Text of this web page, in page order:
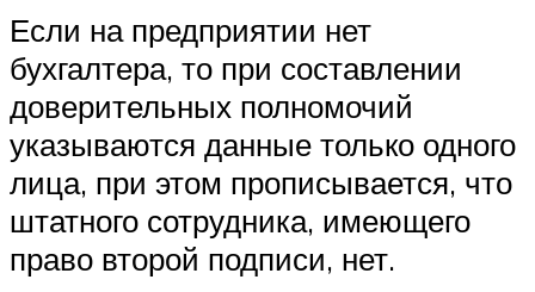
Если на предприятии нет
бухгалтера, то при составлении
доверительных полномочий
указываются данные только одного
лица, при этом прописывается, что
штатного сотрудника, имеющего
право второй подписи, нет.